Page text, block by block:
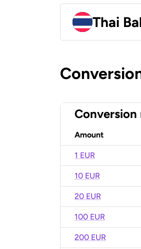
Thai
Conversion
Amount
1 EUR
10 EUR
20 EUR
100 EUR
200 EUR